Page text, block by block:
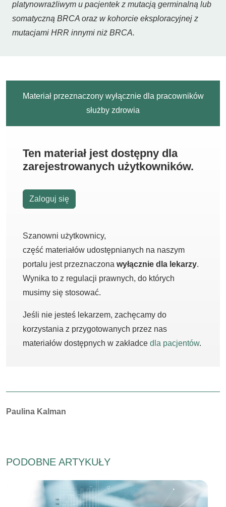
platynowrażliwym u pacjentek z mutacją germinalną lub
somatyczną BRCA oraz w kohorcie eksploracyjnej z
mutacjami HRR innymi niż BRCA.
Materiał przeznaczony wyłącznie dla pracowników
służby zdrowia
Ten materiał jest dostępny dla
zarejestrowanych użytkowników.
Zaloguj się
Szanowni użytkownicy,
część materiałów udostępnianych na naszym
portalu jest przeznaczona wyłącznie dla lekarzy.
Wynika to z regulacji prawnych, do których
musimy się stosować.
Jeśli nie jesteś lekarzem, zachęcamy do
korzystania z przygotowanych przez nas
materiałów dostępnych w zakładce dla pacjentów.
Autorzy:
Paulina Kalman
PODOBNE ARTYKUŁY